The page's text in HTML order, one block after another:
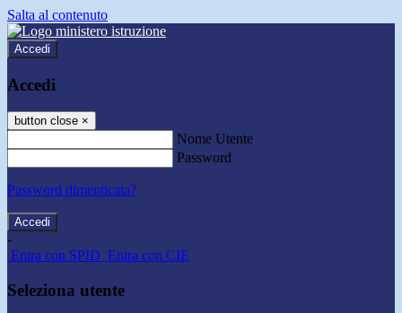
Salta al contenuto
Accedi
Accedi
button close ×
Nome Utente
Password
Password dimenticata?
-
Entra con SPID Entra con CIE
Seleziona utente